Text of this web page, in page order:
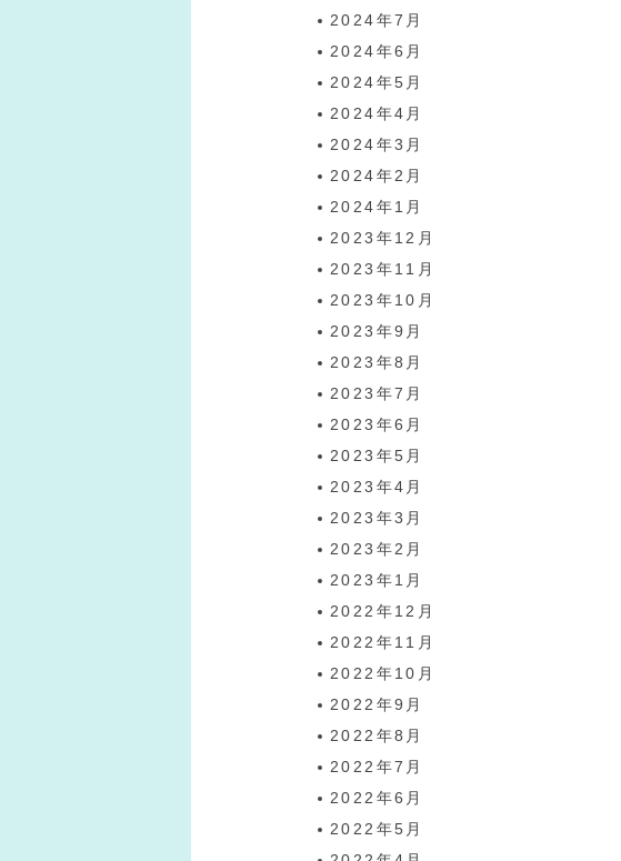
2024年7月
2024年6月
2024年5月
2024年4月
2024年3月
2024年2月
2024年1月
2023年12月
2023年11月
2023年10月
2023年9月
2023年8月
2023年7月
2023年6月
2023年5月
2023年4月
2023年3月
2023年2月
2023年1月
2022年12月
2022年11月
2022年10月
2022年9月
2022年8月
2022年7月
2022年6月
2022年5月